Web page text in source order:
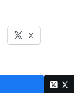
X
X